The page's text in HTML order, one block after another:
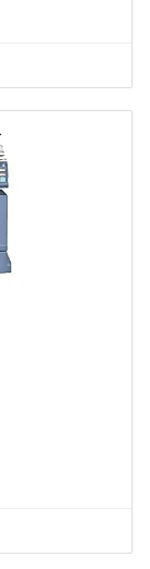
độ Photo: 28
bản/ phút- K..
Photocopy – In
liên tục 999 tờ-
25 copy / 1
%- ..